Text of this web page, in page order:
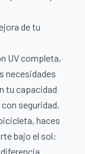
de tu
UV completa,
necesidades
tu capacidad
seguridad.
haces
bajo el sol: